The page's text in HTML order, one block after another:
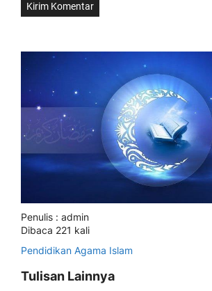
Penulis : admin
Dibaca 221 kali
Pendidikan Agama Islam
Tulisan Lainnya